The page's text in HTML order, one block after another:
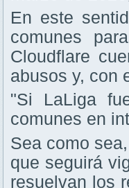
En este
comunes
Cloudflare
abusos y, con
"Si LaLiga
comunes en
Sea como
que seguirá
resuelvan los